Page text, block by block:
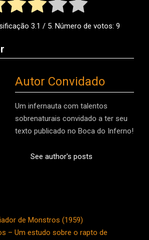
3.1 / 5. Número de votos: 9
Autor Convidado
Um infernauta com talentos
sobrenaturais convidado a ter seu
texto publicado no Boca do Inferno!
See author's posts
de Monstros (1959)
– Um estudo sobre o rapto de